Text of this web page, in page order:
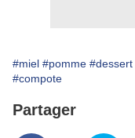
#miel #pomme #dessert
#compote
Partager